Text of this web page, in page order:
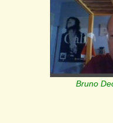
Bruno